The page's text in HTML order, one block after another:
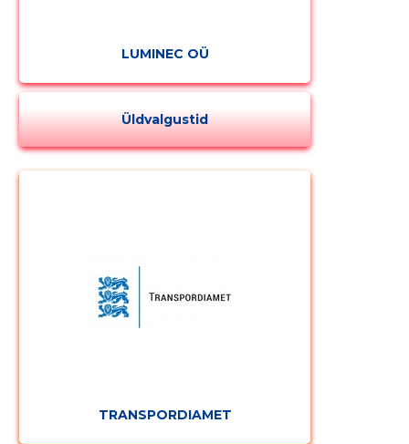
LUMINEC OÜ
Üldvalgustid
TRANSPORDIAMET